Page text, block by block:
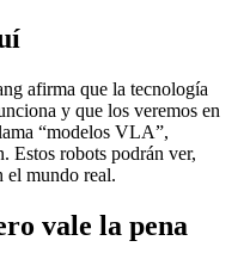
afirma que la tecnología
y que los veremos en
“modelos VLA”,
Estos robots podrán ver,
el mundo real.
vale la pena